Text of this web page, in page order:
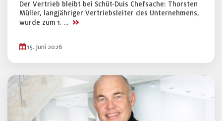
Der Vertrieb bleibt bei Schüt-Duis Chefsache: Thorsten
Müller, langjähriger Vertriebsleiter des Unternehmens,
wurde zum 1. … >>
15. Juni 2026